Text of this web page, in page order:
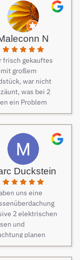
N
frisch gekauftes
großem
war nicht
was bei 2
ein Problem
Daher musste
und schnell ein
her. Auf Empfehlung
haben wir
Zaun bei Berg
beauftragt und es
Sekunde bereut.
Tipp war wirklich
Von Angebot
Fertigstellung des
verlief alles
reibungslos. Alle
wurden im
schnell
Duckstein
uns eine
2 elektrischen
und
planen
Es war vom
Kontakt bis zur